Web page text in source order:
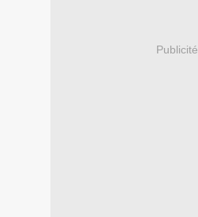
Publicité